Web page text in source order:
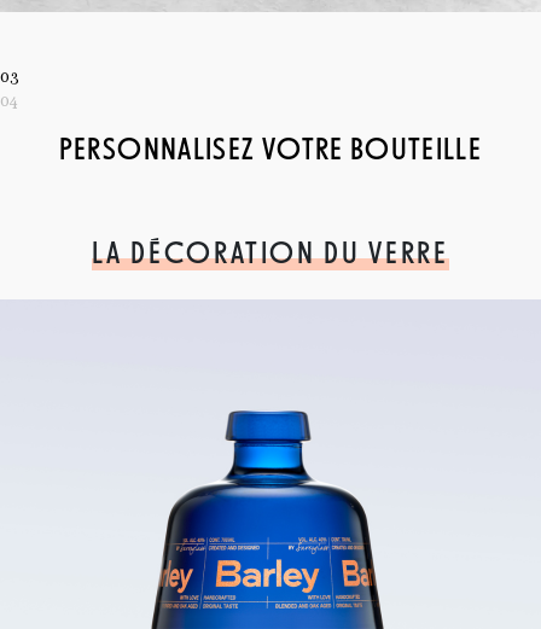
03
04
PERSONNALISEZ VOTRE BOUTEILLE
LA DÉCORATION DU VERRE